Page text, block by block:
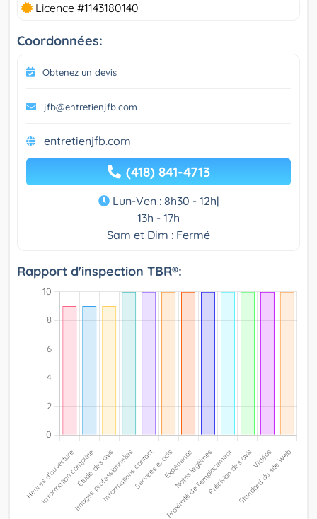
Licence #1143180140
Coordonnées:
Obtenez un devis
jfb@entretienjfb.com
entretienjfb.com
(418) 841-4713
Lun-Ven : 8h30 - 12h|
13h - 17h
Sam et Dim : Fermé
Rapport d'inspection TBR®: